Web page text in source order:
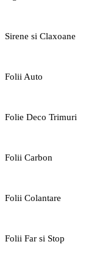
Sirene si Claxoane
Folii Auto
Folie Deco Trimuri
Folii Carbon
Folii Colantare
Folii Far si Stop